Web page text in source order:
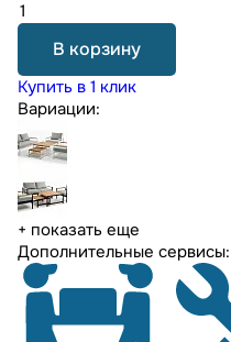
В корзину
Купить в 1 клик
Вариации:
+ показать еще
Дополнительные сервисы: